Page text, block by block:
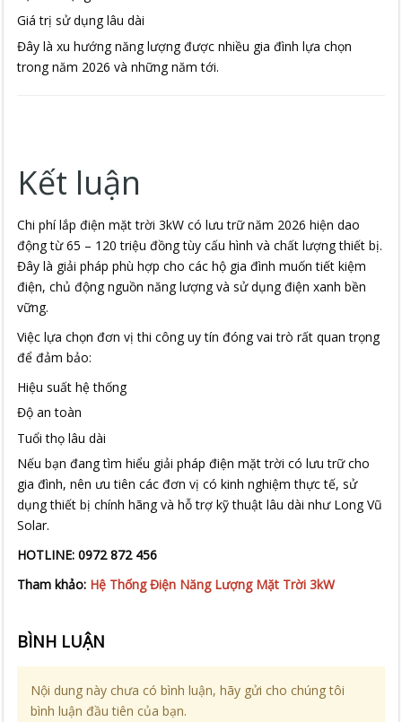
Giá trị sử dụng lâu dài
Đây là xu hướng năng lượng được nhiều gia đình lựa chọn
trong năm 2026 và những năm tới.
Kết luận
Chi phí lắp điện mặt trời 3kW có lưu trữ năm 2026 hiện dao
động từ 65 – 120 triệu đồng tùy cấu hình và chất lượng thiết bị.
Đây là giải pháp phù hợp cho các hộ gia đình muốn tiết kiệm
điện, chủ động nguồn năng lượng và sử dụng điện xanh bền
vững.
Việc lựa chọn đơn vị thi công uy tín đóng vai trò rất quan trọng
để đảm bảo:
Hiệu suất hệ thống
Độ an toàn
Tuổi thọ lâu dài
Nếu bạn đang tìm hiểu giải pháp điện mặt trời có lưu trữ cho
gia đình, nên ưu tiên các đơn vị có kinh nghiệm thực tế, sử
dụng thiết bị chính hãng và hỗ trợ kỹ thuật lâu dài như Long Vũ
Solar.
HOTLINE: 0972 872 456
Tham khảo: Hệ Thống Điện Năng Lượng Mặt Trời 3kW
BÌNH LUẬN
Nội dung này chưa có bình luận, hãy gửi cho chúng tôi
bình luận đầu tiên của bạn.